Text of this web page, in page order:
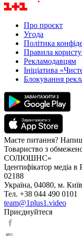
Про проєкт
Угода
Політика
Правила
Рекламодавцям
Ініціатива
Блокування
Маєте питання?
Товариство з
СОЛЮШНС»
Ідентифікатор медіа в
02188
Україна, 04080, м.
Тел. +38 044 490 0101
team@1plus1.video
Приєднуйтеся